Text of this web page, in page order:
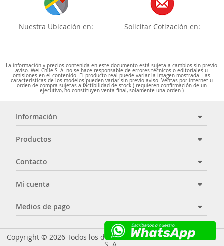
Nuestra Ubicación en: Solicitar Cotización en:
La información y precios contenida en este documento está sujeta a cambios sin previo
aviso. Wei Chile S. A. no se hace responsable de errores técnicos o editoriales u
omisiones en el contenido. El producto real puede variar la imagen mostrada. Las
características de los modelos pueden variar sin previo aviso. Ventas por internet u
orden de compra sujetas a factibilidad de stock ( requieren confirmación de un
ejecutivo, no constituyen venta final, solamente una orden )
Información
Productos
Contacto
Mi cuenta
Medios de pago
Copyright © 2026 Todos los derechos reservados - Wei Chile
S. A.